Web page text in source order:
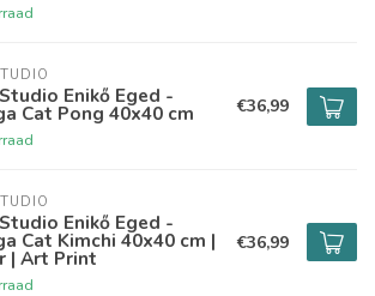
Enikő Eged -
Cat Pong 40x40 cm €36,99
Enikő Eged -
Cat Kimchi 40x40 cm |
| Art Print
€36,99